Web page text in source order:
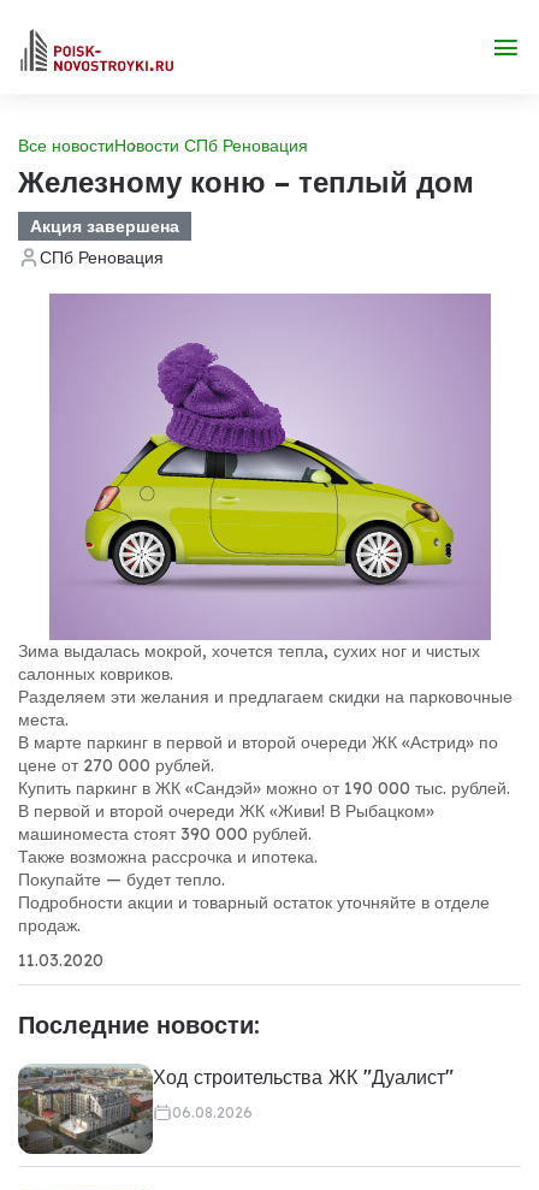
Все новостиНовости СПб Реновация
Железному коню – теплый дом
Акция завершена
СПб Реновация
Зима выдалась мокрой, хочется тепла, сухих ног и чистых
салонных ковриков.
Разделяем эти желания и предлагаем скидки на парковочные
места.
В марте паркинг в первой и второй очереди ЖК «Астрид» по
цене от 270 000 рублей.
Купить паркинг в ЖК «Сандэй» можно от 190 000 тыс. рублей.
В первой и второй очереди ЖК «Живи! В Рыбацком»
машиноместа стоят 390 000 рублей.
Также возможна рассрочка и ипотека.
Покупайте — будет тепло.
Подробности акции и товарный остаток уточняйте в отделе
продаж.
11.03.2020
Последние новости:
Ход строительства ЖК "Дуалист"
06.08.2026